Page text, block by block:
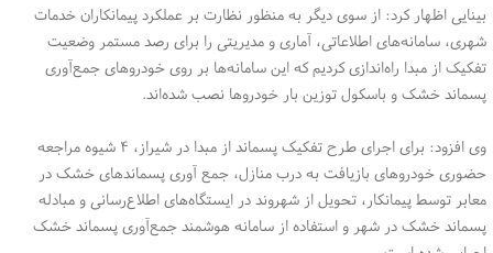
بینایی اظهار کرد: از سوی دیگر به منظور نظارت بر عملکرد پیمانکاران خدمات
شهری، سامانه‌های اطلاعاتی، آماری و مدیریتی را برای رصد مستمر وضعیت
تفکیک از مبدا راه‌اندازی کردیم که این سامانه‌ها بر روی خودروهای جمع‌آوری
پسماند خشک و باسکول توزین بار خودروها نصب شده‌اند.
وی افزود: برای اجرای طرح تفکیک پسماند از مبدا در شیراز، ۴ شیوه مراجعه
حضوری خودروهای بازیافت به درب منازل، جمع آوری پسماندهای خشک در
معابر توسط پیمانکار، تحویل از شهروند در ایستگاه‌های اطلاع‌رسانی و مبادله
پسماند خشک در شهر و استفاده از سامانه هوشمند جمع‌آوری پسماند خشک